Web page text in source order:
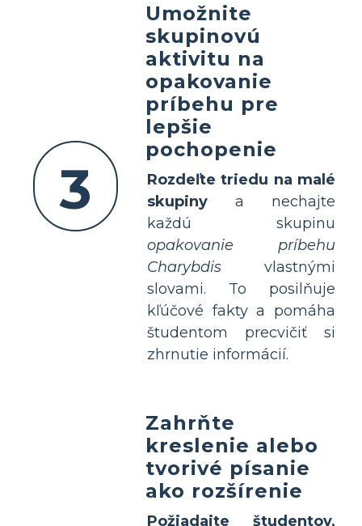
3
Umožnite
skupinovú
aktivitu na
opakovanie
príbehu pre
lepšie
pochopenie
Rozdeľte triedu na malé
skupiny a nechajte
každú skupinu
opakovanie príbehu
Charybdis vlastnými
slovami. To posilňuje
kľúčové fakty a pomáha
študentom precvičiť si
zhrnutie informácií.
Zahrňte
kreslenie alebo
tvorivé písanie
ako rozšírenie
Požiadajte študentov,